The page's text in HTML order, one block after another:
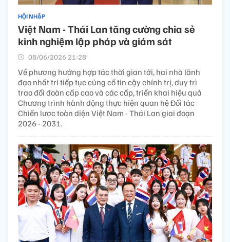
HỘI NHẬP
Việt Nam - Thái Lan tăng cường chia sẻ
kinh nghiệm lập pháp và giám sát
08/06/2026 21:28’
Về phương hướng hợp tác thời gian tới, hai nhà lãnh
đạo nhất trí tiếp tục củng cố tin cậy chính trị, duy trì
trao đổi đoàn cấp cao và các cấp, triển khai hiệu quả
Chương trình hành động thực hiện quan hệ Đối tác
Chiến lược toàn diện Việt Nam - Thái Lan giai đoạn
2026 - 2031.